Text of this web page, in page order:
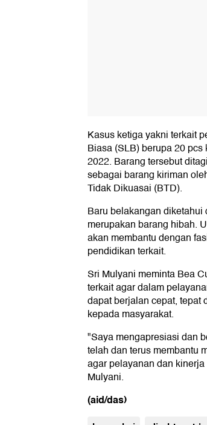
Kasus ketiga yakni terkait
Biasa (SLB) berupa 20
2022. Barang tersebut
sebagai barang kiriman
Tidak Dikuasai (BTD).
Baru belakangan
merupakan barang hibah.
akan membantu dengan
pendidikan terkait.
Sri Mulyani meminta Bea
terkait agar dalam
dapat berjalan cepat, tepat
kepada masyarakat.
"Saya mengapresiasi dan
telah dan terus membantu
agar pelayanan dan
Mulyani.
(aid/das)